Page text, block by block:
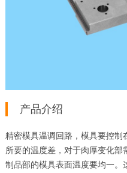
产品介绍
精密模具温调回路，模具要控制
所要的温度差，对于肉厚变化部
制品部的模具表面温度要均一。